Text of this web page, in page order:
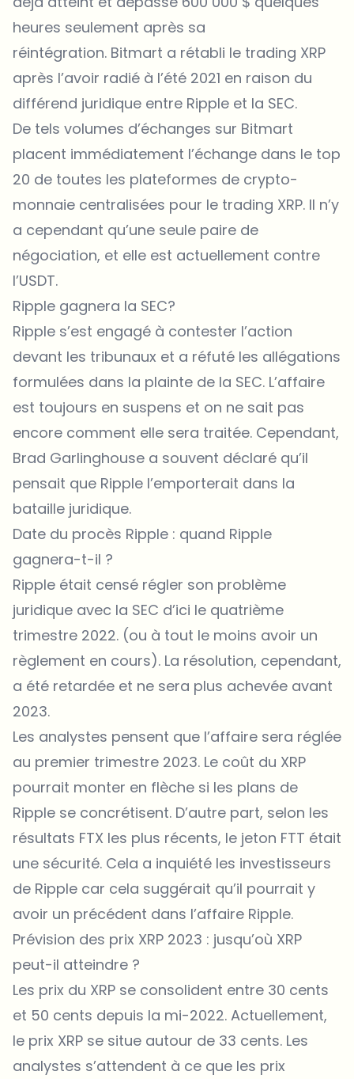
heures seulement après sa
réintégration. Bitmart a rétabli le trading XRP
après l’avoir radié à l’été 2021 en raison du
différend juridique entre Ripple et la SEC.
De tels volumes d’échanges sur Bitmart
placent immédiatement l’échange dans le top
20 de toutes les plateformes de crypto-
monnaie centralisées pour le trading XRP. Il n’y
a cependant qu’une seule paire de
négociation, et elle est actuellement contre
l’USDT.
Ripple gagnera la SEC?
Ripple s’est engagé à contester l’action
devant les tribunaux et a réfuté les allégations
formulées dans la plainte de la SEC. L’affaire
est toujours en suspens et on ne sait pas
encore comment elle sera traitée. Cependant,
Brad Garlinghouse a souvent déclaré qu’il
pensait que Ripple l’emporterait dans la
bataille juridique.
Date du procès Ripple : quand Ripple
gagnera-t-il ?
Ripple était censé régler son problème
juridique avec la SEC d’ici le quatrième
trimestre 2022. (ou à tout le moins avoir un
règlement en cours). La résolution, cependant,
a été retardée et ne sera plus achevée avant
2023.
Les analystes pensent que l’affaire sera réglée
au premier trimestre 2023. Le coût du XRP
pourrait monter en flèche si les plans de
Ripple se concrétisent. D’autre part, selon les
résultats FTX les plus récents, le jeton FTT était
une sécurité. Cela a inquiété les investisseurs
de Ripple car cela suggérait qu’il pourrait y
avoir un précédent dans l’affaire Ripple.
Prévision des prix XRP 2023 : jusqu’où XRP
peut-il atteindre ?
Les prix du XRP se consolident entre 30 cents
et 50 cents depuis la mi-2022. Actuellement,
le prix XRP se situe autour de 33 cents. Les
analystes s’attendent à ce que les prix